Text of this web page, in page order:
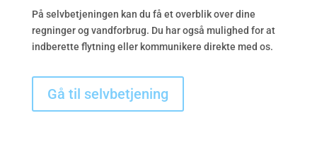
På selvbetjeningen kan du få et overblik over dine
regninger og vandforbrug. Du har også mulighed for at
indberette flytning eller kommunikere direkte med os.
Gå til selvbetjening